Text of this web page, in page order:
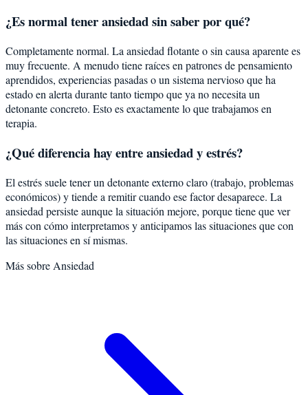
¿Es normal tener ansiedad sin saber por qué?
Completamente normal. La ansiedad flotante o sin causa aparente es
muy frecuente. A menudo tiene raíces en patrones de pensamiento
aprendidos, experiencias pasadas o un sistema nervioso que ha
estado en alerta durante tanto tiempo que ya no necesita un
detonante concreto. Esto es exactamente lo que trabajamos en
terapia.
¿Qué diferencia hay entre ansiedad y estrés?
El estrés suele tener un detonante externo claro (trabajo, problemas
económicos) y tiende a remitir cuando ese factor desaparece. La
ansiedad persiste aunque la situación mejore, porque tiene que ver
más con cómo interpretamos y anticipamos las situaciones que con
las situaciones en sí mismas.
Más sobre Ansiedad